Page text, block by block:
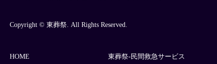
Copyright © 東葬祭. All Rights Reserved.
HOME 東葬祭-民間救急サービス